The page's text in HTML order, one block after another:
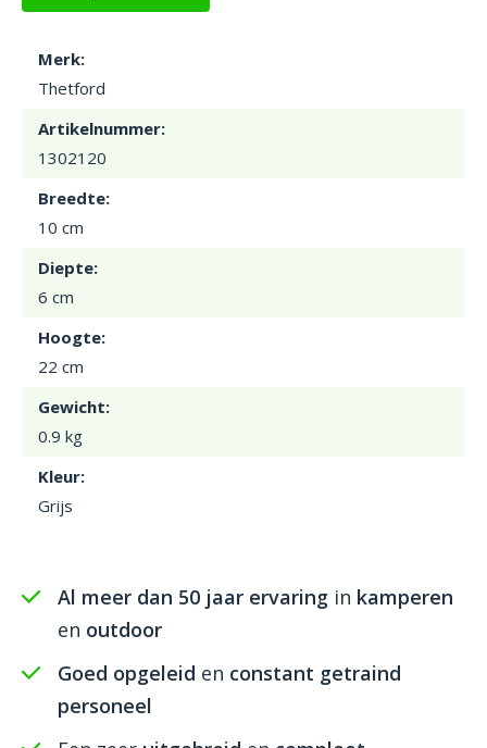
Merk:
Thetford
Artikelnummer:
1302120
Breedte:
10 cm
Diepte:
6 cm
Hoogte:
22 cm
Gewicht:
0.9 kg
Kleur:
Grijs
Al meer dan 50 jaar ervaring in kamperen
en outdoor
Goed opgeleid en constant getraind
personeel